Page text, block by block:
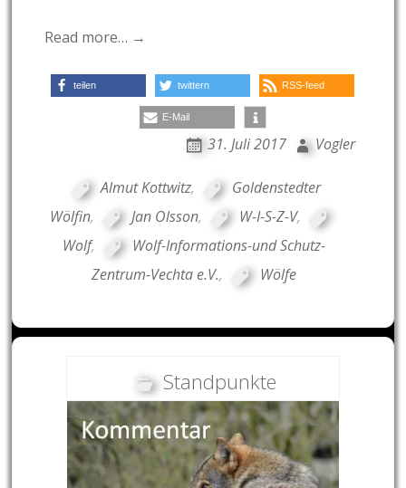
Read more… →
teilen twittern RSS-feed
E-Mail
31. Juli 2017 Vogler
Almut Kottwitz,
Goldenstedter
Wölfin, Jan Olsson, W-I-S-Z-V,
Wolf,
Wolf-Informations-und Schutz-
Zentrum-Vechta e.V., Wölfe
Standpunkte